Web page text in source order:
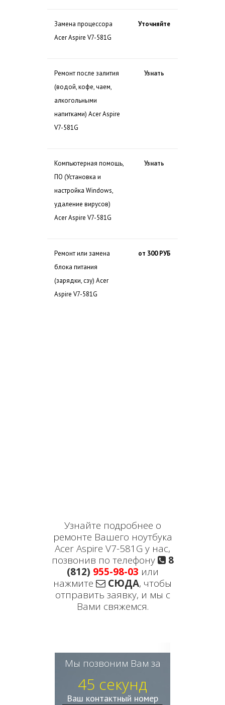
Замена процессора
Acer Aspire V7-581G
Уточняйте
Ремонт после залития
(водой, кофе, чаем,
алкогольными
напитками) Acer Aspire
V7-581G
Узнать
Компьютерная помощь,
ПО (Установка и
настройка Windows,
удаление вирусов)
Acer Aspire V7-581G
Узнать
Ремонт или замена
блока питания
(зарядки, сзу) Acer
Aspire V7-581G
от 300 РУБ
Узнайте подробнее о
ремонте Вашего ноутбука
Acer Aspire V7-581G у нас,
позвонив по телефону
8
(812) 955-98-03 или
нажмите
СЮДА, чтобы
отправить заявку, и мы с
Вами свяжемся.
Мы позвоним Вам за
45 секунд
Ваш контактный номер